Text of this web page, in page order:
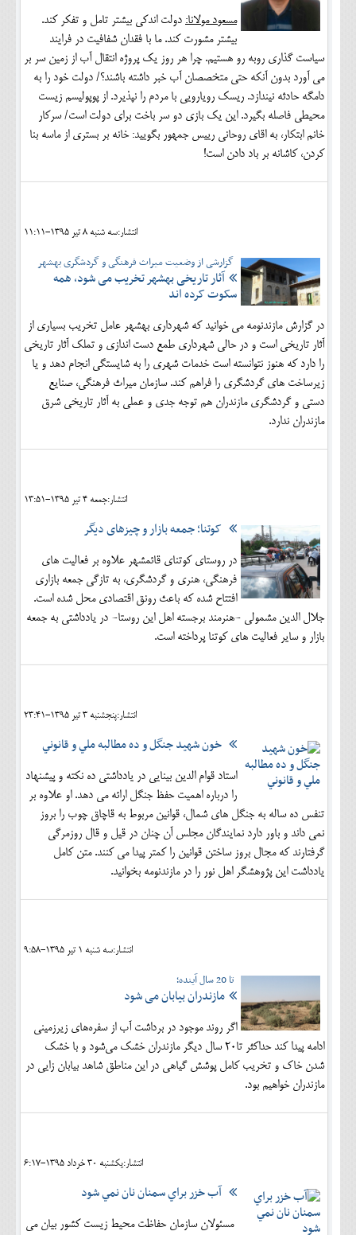
مسعود مولانا: دولت اندکی بیشتر تامل و تفکر کند.
بیشتر مشورت کند. ما با فقدان شفافیت در فرایند
سیاست گذاری روبه رو هستیم. چرا هر روز یک پروژه انتقال آب از زمین سر بر
می آورد بدون آنکه حتی متخصصان آب خبر داشته باشند؟/ دولت خود را به
دامگه حادثه نیندازد. ریسک رویارویی با مردم را نپذیرد. از پوپولیسم زیست
محیطی فاصله بگیرد. این یک بازی دو سر باخت برای دولت است/ سرکار
خانم ابتکار، به اقای روحانی رییس جمهور بگویید: خانه بر بستری از ماسه بنا
کردن، کاشانه بر باد دادن است!
انتشار:سه شنبه 8 تير 1395-11:11
گزارشی از وضعیت میراث فرهنگی و گردشگری بهشهر
آثار تاریخی بهشهر تخریب می شود، همه
سکوت کرده اند
در گزارش مازندنومه می خوانید که شهرداری بهشهر عامل تخریب بسیاری از
آثار تاریخی است و در حالی شهرداری طمع دست اندازی و تملک آثار تاریخی
را دارد که هنوز نتوانسته است خدمات شهری را به شایستگی انجام دهد و یا
زیرساخت های گردشگری را فراهم کند. سازمان میراث فرهنگی، صنایع
دستی و گردشگری مازندران هم توجه جدی و عملی به آثار تاریخی شرق
مازندران ندارد.
انتشار:جمعه 4 تير 1395-13:51
کوتنا؛ جمعه بازار و چیزهای دیگر
در روستای کوتنای قائمشهر علاوه بر فعالیت های
فرهنگی، هنری و گردشگری، به تازگی جمعه بازاری
افتتاح شده که باعث رونق اقتصادی محل شده است.
جلال الدین مشمولی -هنرمند برجسته اهل این روستا- در یادداشتی به جمعه
بازار و سایر فعالیت های کوتنا پرداخته است.
انتشار:پنجشنبه 3 تير 1395-23:41
خون شهيد جنگل و ده مطالبه ملي و قانوني
استاد قوام الدین بینایی در یادداشتی ده نکته و پیشنهاد
را درباره اهمیت حفظ جنگل ارائه می دهد. او علاوه بر
تنفس ده ساله به جنگل های شمال، قوانين مربوط به قاچاق چوب را بروز
نمی داند و باور دارد نمايندگان مجلس آن چنان در قيل و قال روزمرگي
گرفتارند که مجال بروز ساختن قوانين را کمتر پيدا مي­ کنند. متن کامل
یادداشت این پژوهشگر اهل نور را در مازندنومه بخوانید.
انتشار:سه شنبه 1 تير 1395-9:58
تا 20 سال آینده؛
مازندران بیابان می شود
اگر روند موجود در برداشت آب از سفره‌های زیرزمینی
ادامه پیدا کند حداکثر تا۲۰ سال دیگر مازندران خشک می‌شود و با خشک
شدن خاک و تخریب کامل پوشش گیاهی در این مناطق شاهد بیابان زایی در
مازندران خواهیم بود.
انتشار:يکشنبه 30 خرداد 1395-6:17
آب خزر براي سمنان نان نمي شود
مسئولان سازمان حفاظت محیط زیست کشور بیان می